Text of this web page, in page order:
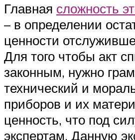
Главная сложность
– в определении
ценности
Для того чтобы акт
законным, нужно
технический и
приборов и их
ценность, что под
экспертам. Данную